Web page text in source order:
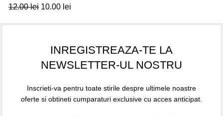
12.00lei 10.00 lei
INREGISTREAZA-TE LA
NEWSLETTER-UL NOSTRU
Inscrieti-va pentru toate stirile despre ultimele noastre
oferte si obtineti cumparaturi exclusive cu acces anticipat.